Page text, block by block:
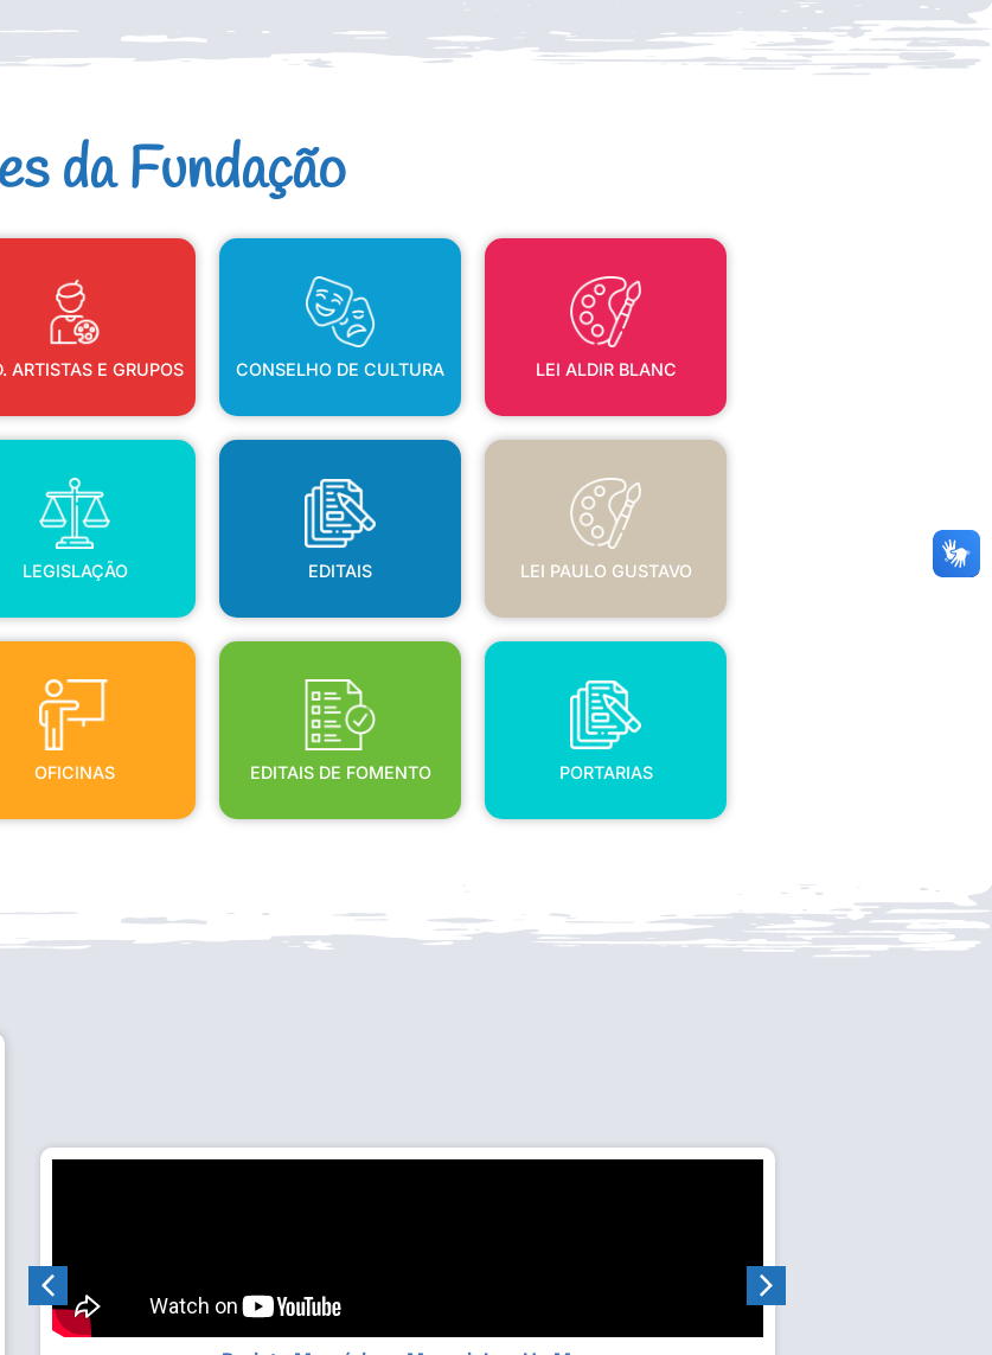
da Fundação
ARTISTAS E GRUPOS
ARTISTAS E GRUPOS
CONSELHO DE CULTURA
CONSELHO DE CULTURA
LEI ALDIR BLANC
LEI ALDIR BLANC
LEGISLAÇÃO
LEGISLAÇÃO
EDITAIS
EDITAIS
LEI PAULO GUSTAVO
LEI PAULO GUSTAVO
OFICINAS
OFICINAS
EDITAIS DE FOMENTO
EDITAIS DE FOMENTO
PORTARIAS
PORTARIAS